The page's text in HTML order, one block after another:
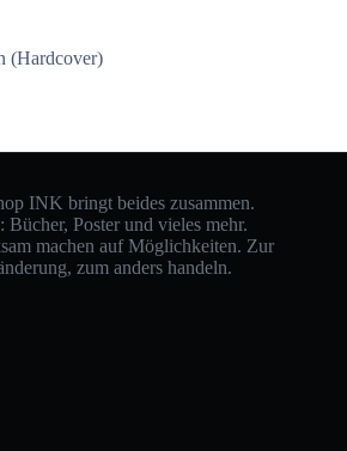
(Hardcover)
INK bringt beides zusammen.
Poster und vieles mehr.
machen auf Möglichkeiten. Zur
zum anders handeln.